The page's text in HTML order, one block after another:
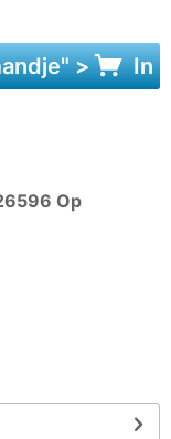
" > In
Op